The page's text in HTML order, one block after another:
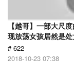
【越哥】一部大尺
现放荡女孩居然是
# 622
2018-10-23 07:38